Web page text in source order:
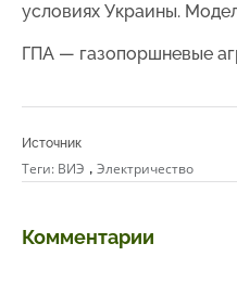
условиях Украины.
ГПА — газопоршневые
Источник
Теги: ВИЭ , Электричество
Комментарии